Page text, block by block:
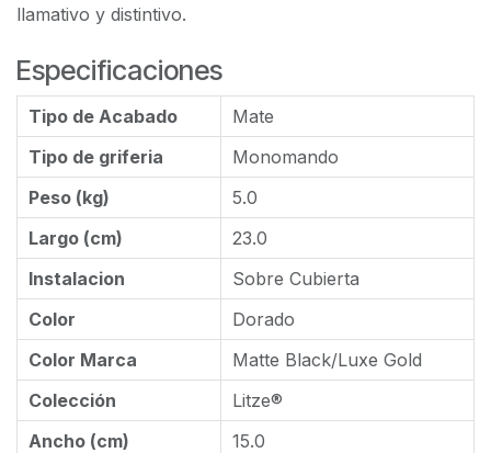
llamativo y distintivo.
Especificaciones
Tipo de Acabado
Mate
Tipo de griferia
Monomando
Peso (kg)
5.0
Largo (cm)
23.0
Instalacion
Sobre Cubierta
Color
Dorado
Color Marca
Matte Black/Luxe Gold
Colección
Litze®
Ancho (cm)
15.0